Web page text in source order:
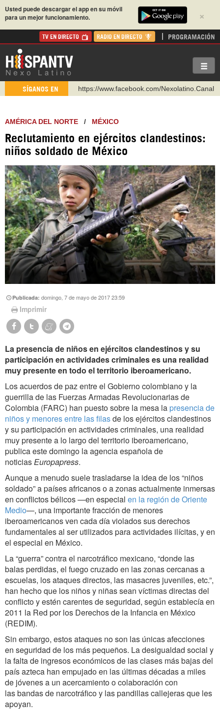
×
Usted puede descargar el app en su móvil
para un mejor funcionamiento.
TV EN DIRECTO RADIO EN DIRECTO PROGRAMACIÓN
SÍGANOS EN
https://www.facebook.com/Nexolatino.Canal
http://twitter.com/nexo_latino
https://t.me/hispantvcanal
https://urmedium.com/c/hispantv
Instagram como: hispan_tv
AMÉRICA DEL NORTE / MÉXICO
Reclutamiento en ejércitos clandestinos:
niños soldado de México
Publicada:domingo, 7 de mayo de 2017 23:59
Imprimir
La presencia de niños en ejércitos clandestinos y su
participación en actividades criminales es una realidad
muy presente en todo el territorio iberoamericano.
Los acuerdos de paz entre el Gobierno colombiano y la
guerrilla de las Fuerzas Armadas Revolucionarias de
Colombia (FARC) han puesto sobre la mesa la presencia de
niños y menores entre las filasde los ejércitos clandestinos
y su participación en actividades criminales, una realidad
muy presente a lo largo del territorio iberoamericano,
publica este domingo la agencia española de
noticiasEuropapress.
Aunque a menudo suele trasladarse la idea de los “niños
soldado” a países africanos o a zonas actualmente inmersas
en conflictos bélicos —en especial en la región de Oriente
Medio—, una importante fracción de menores
iberoamericanos ven cada día violados sus derechos
fundamentales al ser utilizados para actividades ilícitas, y en
el especial en México.
La “guerra” contra el narcotráfico mexicano, “donde las
balas perdidas, el fuego cruzado en las zonas cercanas a
escuelas, los ataques directos, las masacres juveniles, etc.”,
han hecho que los niños y niñas sean víctimas directas del
conflicto y estén carentes de seguridad, según establecía en
2011 la Red por los Derechos de la Infancia en México
(REDIM).
Sin embargo, estos ataques no son las únicas afecciones
en seguridad de los más pequeños. La desigualdad social y
la falta de ingresos económicos de las clases más bajas del
país azteca han empujado en las últimas décadas a miles
de jóvenes a un acercamiento o colaboración con
las bandas de narcotráfico y las pandillas callejeras que les
apoyan.